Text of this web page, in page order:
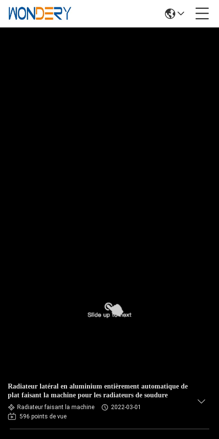
Radiateur latéral en aluminium entièrement automatique de
plat faisant la machine pour les radiateurs de soudure
Radiateur faisant la machine
2022-03-01
596 points de vue